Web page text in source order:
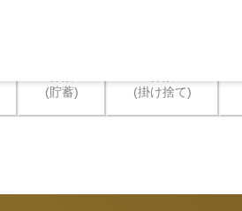
(貯蓄)
(掛け捨て)